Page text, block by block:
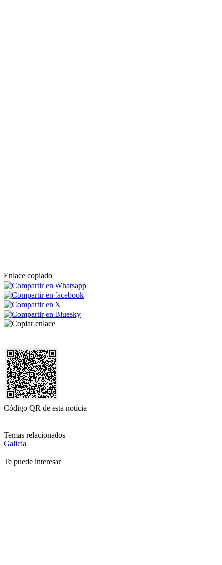
Enlace copiado
Código QR de esta noticia
Temas relacionados
Galicia
Te puede interesar